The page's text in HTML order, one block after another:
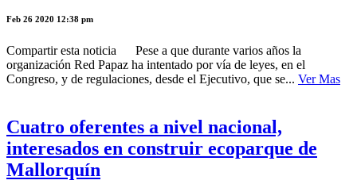
Feb 26 2020 12:38 pm
Compartir esta noticia Pese a que durante varios años la
organización Red Papaz ha intentado por vía de leyes, en el
Congreso, y de regulaciones, desde el Ejecutivo, que se... Ver Mas
Cuatro oferentes a nivel nacional,
interesados en construir ecoparque de
Mallorquín